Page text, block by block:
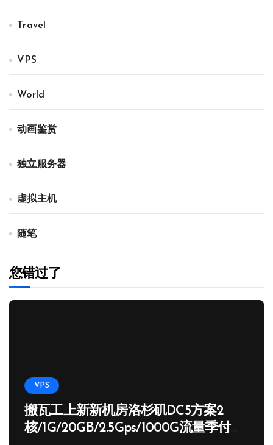
Travel
VPS
World
动画鉴赏
独立服务器
虚拟主机
随笔
您错过了
VPS
搬瓦工上新新机房洛杉矶DC5方案2
核/1G/20GB/2.5Gps/1000G流量季付